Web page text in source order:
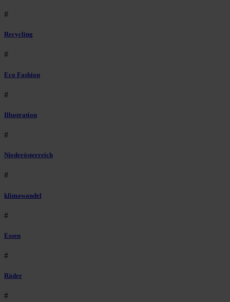
#
Recycling
#
Eco Fashion
#
Illustration
#
Niederösterreich
#
klimawandel
#
Essen
#
Räder
#